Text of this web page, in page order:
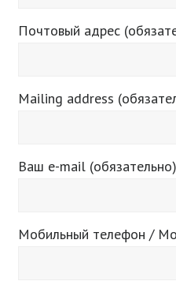
Почтовый адрес
Mailing address
Ваш e-mail (обязательно)
Мобильный телефон /